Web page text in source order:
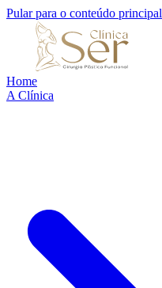
Pular para o conteúdo principal
Home
A Clínica